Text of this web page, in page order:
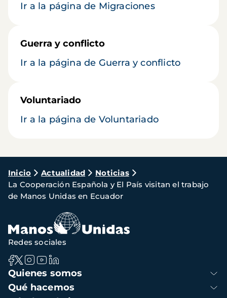
Ir a la página de Migraciones
Guerra y conflicto
Ir a la página de Guerra y conflicto
Voluntariado
Ir a la página de Voluntariado
Ruta
de
navegación
Inicio Actualidad
Noticias
La Cooperación Española y El País visitan el trabajo
de Manos Unidas en Ecuador
Navegación
principal
Quienes somos
Qué hacemos
Redes sociales